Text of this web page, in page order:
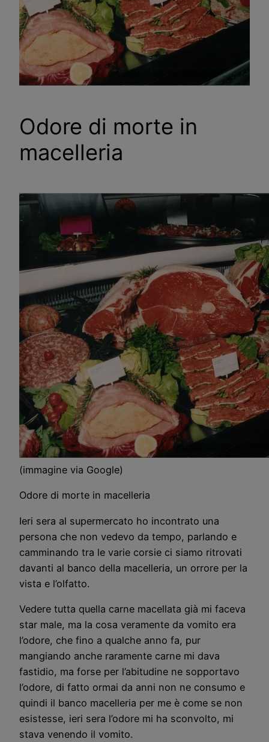
Odore di morte in
macelleria
(immagine via Google)
Odore di morte in macelleria
Ieri sera al supermercato ho incontrato una
persona che non vedevo da tempo, parlando e
camminando tra le varie corsie ci siamo ritrovati
davanti al banco della macelleria, un orrore per la
vista e l’olfatto.
Vedere tutta quella carne macellata già mi faceva
star male, ma la cosa veramente da vomito era
l’odore, che fino a qualche anno fa, pur
mangiando anche raramente carne mi dava
fastidio, ma forse per l’abitudine ne sopportavo
l’odore, di fatto ormai da anni non ne consumo e
quindi il banco macelleria per me è come se non
esistesse, ieri sera l’odore mi ha sconvolto, mi
stava venendo il vomito.